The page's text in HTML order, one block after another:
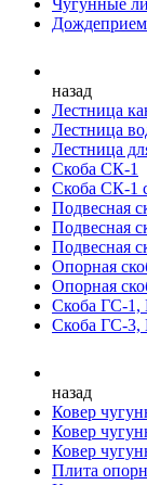
Чугунные
назад
Лестница
Лестница
Лестница
Скоба СК-1
Скоба СК-1
Подвесная
Подвесная
Подвесная
Опорная
Опорная
Скоба ГС-1,
Скоба ГС-3,
назад
Ковер
Ковер
Ковер
Плита